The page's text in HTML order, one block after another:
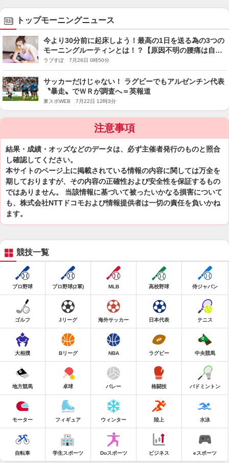
トップモーニングニュース
今より30分前に起床しよう！最高の1日を送る為の3つの
モーニングルーティンとは！？【原因不明の腰痛は自律
神経が9割】
ラブすぽ 7月26日 0時50分
サッカーだけじゃない！ ラグビーでもアルゼンチン代表
〝暴走〟でＷＲが調査へ＝英報道
東スポWEB 7月22日 12時3分
注意事項
結果・成績・オッズなどのデータは、必ず主催者発行のものと照合
し確認してください。
本サイトのページ上に掲載されている情報の内容に関しては万全を
期しておりますが、その内容の正確性および安全性を保証するもの
ではありません。 当該情報に基づいて被ったいかなる損害について
も、株式会社NTTドコモおよび情報提供者は一切の責任を負いかね
ます。
競技一覧
プロ野球 プロ野球(2軍) MLB 高校野球 侍ジャパン
ゴルフ Jリーグ 海外サッカー 日本代表 テニス
大相撲 Bリーグ NBA ラグビー 中央競馬
地方競馬 卓球 バレー 格闘技 バドミントン
モーター フィギュア ウィンター 陸上 水泳
自転車 学生スポーツ Doスポーツ ビジネス eスポーツ